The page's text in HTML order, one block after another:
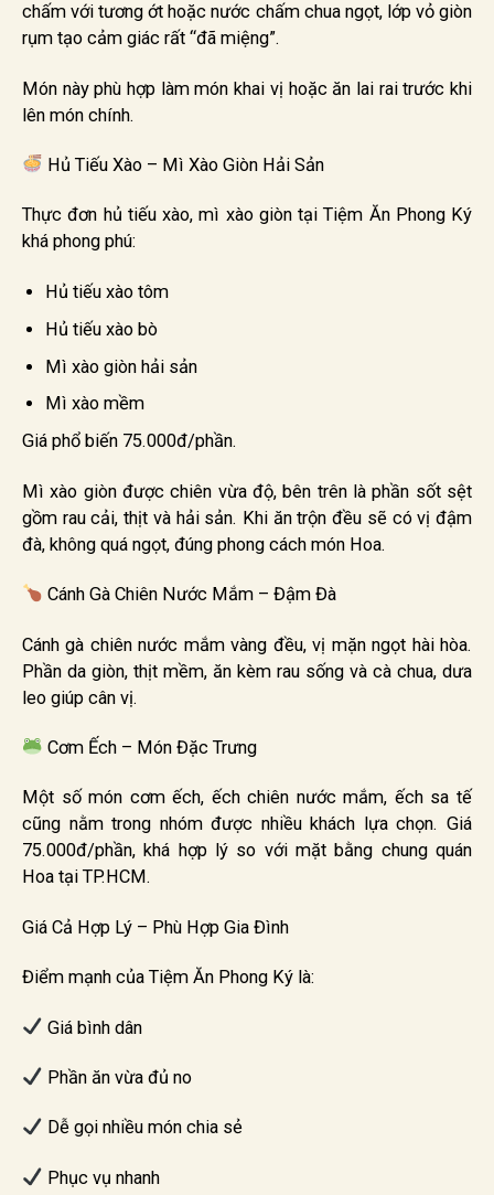
chấm với tương ớt hoặc nước chấm chua ngọt, lớp vỏ giòn
rụm tạo cảm giác rất “đã miệng”.
Món này phù hợp làm món khai vị hoặc ăn lai rai trước khi
lên món chính.
Hủ Tiếu Xào – Mì Xào Giòn Hải Sản
Thực đơn hủ tiếu xào, mì xào giòn tại Tiệm Ăn Phong Ký
khá phong phú:
Hủ tiếu xào tôm
Hủ tiếu xào bò
Mì xào giòn hải sản
Mì xào mềm
Giá phổ biến 75.000đ/phần.
Mì xào giòn được chiên vừa độ, bên trên là phần sốt sệt
gồm rau cải, thịt và hải sản. Khi ăn trộn đều sẽ có vị đậm
đà, không quá ngọt, đúng phong cách món Hoa.
Cánh Gà Chiên Nước Mắm – Đậm Đà
Cánh gà chiên nước mắm vàng đều, vị mặn ngọt hài hòa.
Phần da giòn, thịt mềm, ăn kèm rau sống và cà chua, dưa
leo giúp cân vị.
Cơm Ếch – Món Đặc Trưng
Một số món cơm ếch, ếch chiên nước mắm, ếch sa tế
cũng nằm trong nhóm được nhiều khách lựa chọn. Giá
75.000đ/phần, khá hợp lý so với mặt bằng chung quán
Hoa tại TP.HCM.
Giá Cả Hợp Lý – Phù Hợp Gia Đình
Điểm mạnh của Tiệm Ăn Phong Ký là:
Giá bình dân
Phần ăn vừa đủ no
Dễ gọi nhiều món chia sẻ
Phục vụ nhanh